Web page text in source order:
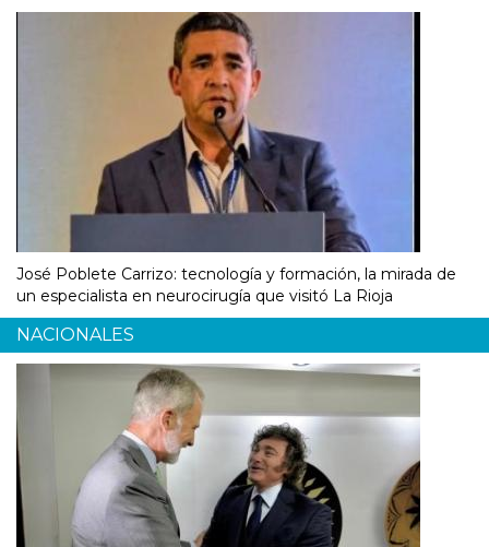
José Poblete Carrizo: tecnología y formación, la mirada de
un especialista en neurocirugía que visitó La Rioja
NACIONALES